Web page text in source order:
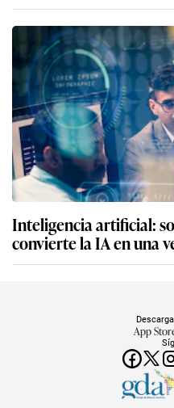
Inteligencia artificial:
convierte la IA en una
App